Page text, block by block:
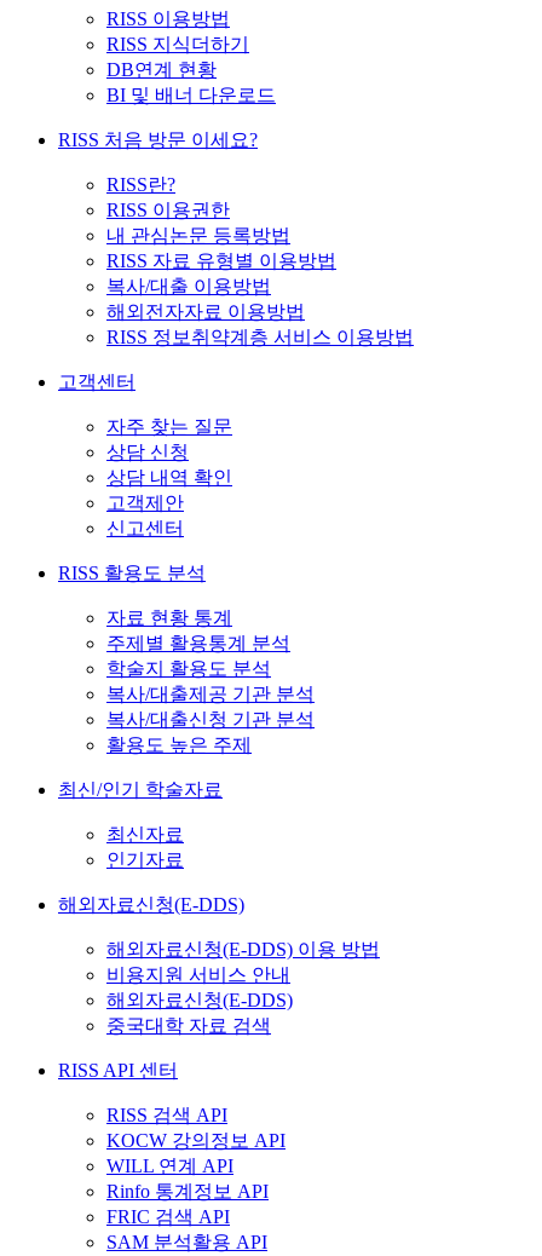
RISS 이용방법
RISS 지식더하기
DB연계 현황
BI 및 배너 다운로드
RISS 처음 방문 이세요?
RISS란?
RISS 이용권한
내 관심논문 등록방법
RISS 자료 유형별 이용방법
복사/대출 이용방법
해외전자자료 이용방법
RISS 정보취약계층 서비스 이용방법
고객센터
자주 찾는 질문
상담 신청
상담 내역 확인
고객제안
신고센터
RISS 활용도 분석
자료 현황 통계
주제별 활용통계 분석
학술지 활용도 분석
복사/대출제공 기관 분석
복사/대출신청 기관 분석
활용도 높은 주제
최신/인기 학술자료
최신자료
인기자료
해외자료신청(E-DDS)
해외자료신청(E-DDS) 이용 방법
비용지원 서비스 안내
해외자료신청(E-DDS)
중국대학 자료 검색
RISS API 센터
RISS 검색 API
KOCW 강의정보 API
WILL 연계 API
Rinfo 통계정보 API
FRIC 검색 API
SAM 분석활용 API